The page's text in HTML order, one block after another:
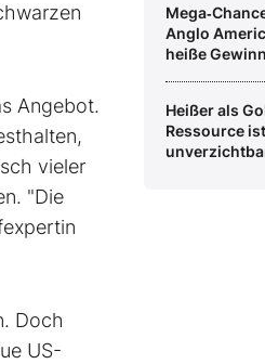
Angebot.
vieler
"Die
Doch
US-
Anglo
heiße
Heißer als
Ressource